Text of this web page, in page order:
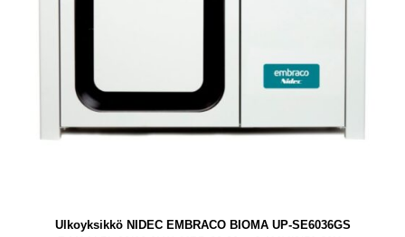
Ulkoyksikkö NIDEC EMBRACO BIOMA UP-SE6036GS